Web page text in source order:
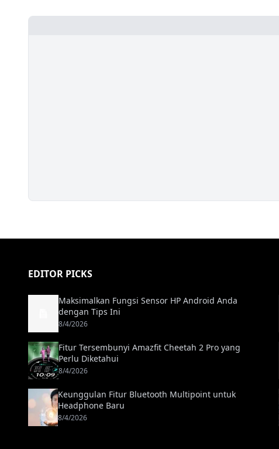
EDITOR PICKS
Maksimalkan Fungsi Sensor HP Android Anda
dengan Tips Ini
8/4/2026
Fitur Tersembunyi Amazfit Cheetah 2 Pro yang
Perlu Diketahui
8/4/2026
Keunggulan Fitur Bluetooth Multipoint untuk
Headphone Baru
8/4/2026